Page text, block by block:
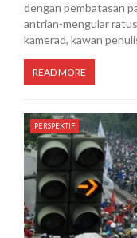
dengan pembatasan
antrian-mengular
kamerad, kawan
READ MORE
PERSPEKTIF